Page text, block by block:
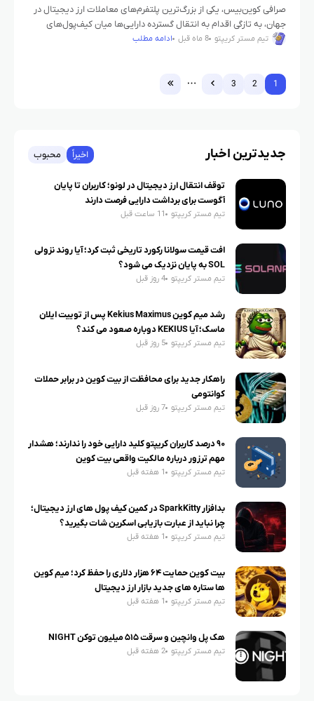
صرافی کوین‌بیس، یکی از بزرگ‌ترین پلتفرم‌های معاملات ارز دیجیتال در
جهان، به تازگی اقدام به انتقال گسترده دارایی‌ها میان کیف‌پول‌های
داخلی خود کرده است. این اقدام به منظور افزایش امنیت
تیم مستر کریپتو 8 ماه قبل ادامه مطلب
1
2
3
جدیدترین اخبار اخیراً محبوب
توقف انتقال ارز دیجیتال در لونو؛ کاربران تا پایان
آگوست برای برداشت دارایی فرصت دارند
تیم مستر کریپتو 11 ساعت قبل
افت قیمت سولانا رکورد تاریخی ثبت کرد؛ آیا روند نزولی
SOL به پایان نزدیک می شود؟
تیم مستر کریپتو 4 روز قبل
رشد میم کوین Kekius Maximus پس از توییت ایلان
ماسک؛ آیا KEKIUS دوباره صعود می کند؟
تیم مستر کریپتو 5 روز قبل
راهکار جدید برای محافظت از بیت کوین در برابر حملات
کوانتومی
تیم مستر کریپتو 7 روز قبل
۹۰ درصد کاربران کریپتو کلید دارایی خود را ندارند؛ هشدار
مهم ترزور درباره مالکیت واقعی بیت کوین
تیم مستر کریپتو 1 هفته قبل
بدافزار SparkKitty در کمین کیف پول های ارز دیجیتال؛
چرا نباید از عبارت بازیابی اسکرین شات بگیرید؟
تیم مستر کریپتو 1 هفته قبل
بیت کوین حمایت ۶۴ هزار دلاری را حفظ کرد؛ میم کوین
ها ستاره های جدید بازار ارز دیجیتال
تیم مستر کریپتو 1 هفته قبل
هک پل وانچین و سرقت ۵۱۵ میلیون توکن NIGHT
تیم مستر کریپتو 2 هفته قبل